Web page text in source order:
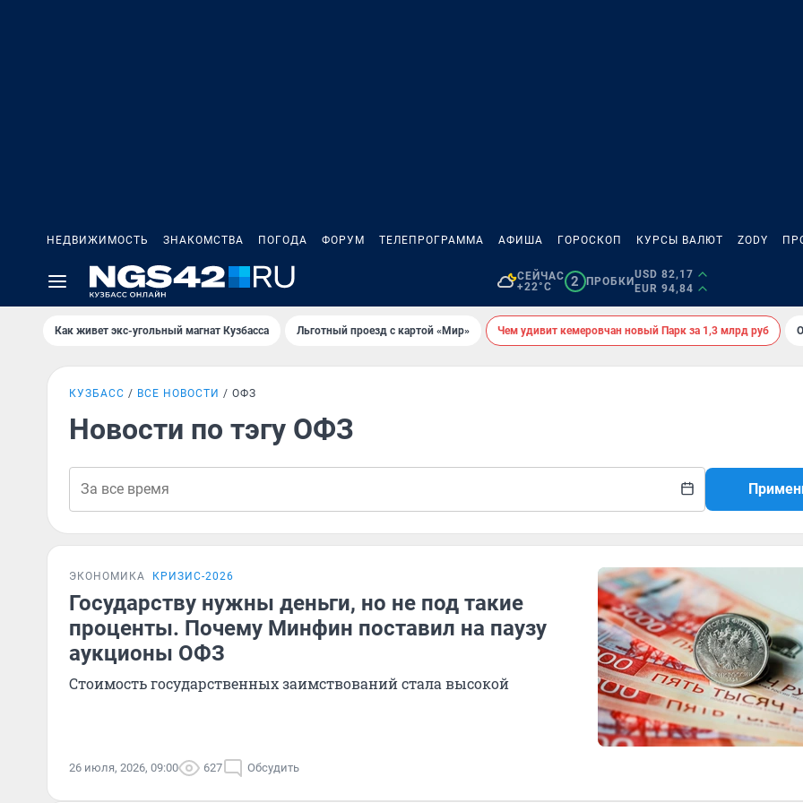
НЕДВИЖИМОСТЬ ЗНАКОМСТВА ПОГОДА ФОРУМ ТЕЛЕПРОГРАММА АФИША ГОРОСКОП КУРСЫ ВАЛЮТ ZODY
СЕЙЧАС
+22°C
2 ПРОБКИ
USD 82,17
EUR 94,84
Как живет экс-угольный магнат Кузбасса Льготный проезд с картой «Мир» Чем удивит кемеровчан новый Парк за 1,3 млрд руб
КУЗБАСС ВСЕ НОВОСТИ ОФЗ
Новости по тэгу ОФЗ
ЭКОНОМИКА КРИЗИС-2026
Государству нужны деньги, но не под такие
проценты. Почему Минфин поставил на паузу
аукционы ОФЗ
Стоимость государственных заимствований стала высокой
26 июля, 2026, 09:00 627 Обсудить